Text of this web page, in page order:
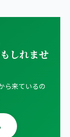
しれませ
ら来ているの